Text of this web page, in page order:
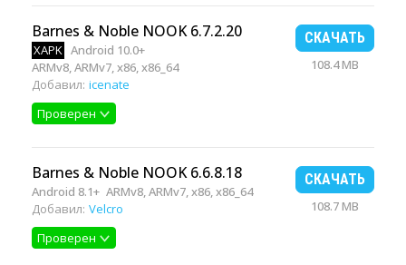
Barnes & Noble NOOK 6.7.2.20
XAPK Android 10.0+
ARMv8, ARMv7, x86, x86_64
Добавил: icenate
Проверен
СКАЧАТЬ
108.4 MB
Barnes & Noble NOOK 6.6.8.18
Android 8.1+ ARMv8, ARMv7, x86, x86_64
Добавил: Velcro
Проверен
СКАЧАТЬ
108.7 MB